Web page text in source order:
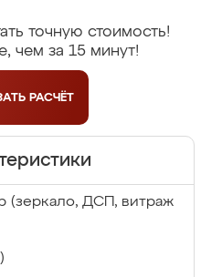
точную стоимость!
чем за 15 минут!
РАСЧЁТ
(зеркало, ДСП, витраж